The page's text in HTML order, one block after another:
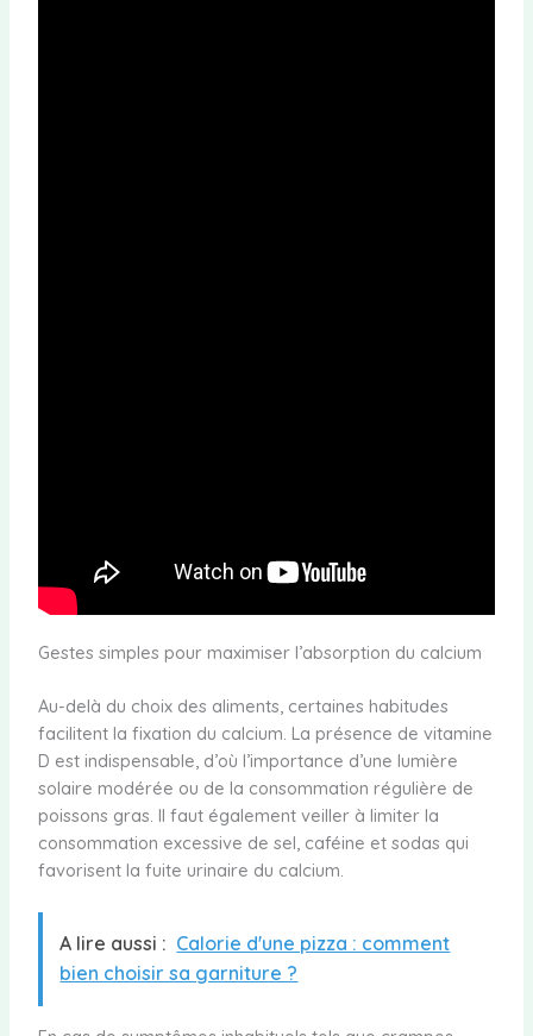
Gestes simples pour maximiser l’absorption du calcium
Au-delà du choix des aliments, certaines habitudes
facilitent la fixation du calcium. La présence de vitamine
D est indispensable, d’où l’importance d’une lumière
solaire modérée ou de la consommation régulière de
poissons gras. Il faut également veiller à limiter la
consommation excessive de sel, caféine et sodas qui
favorisent la fuite urinaire du calcium.
A lire aussi : Calorie d'une pizza : comment
bien choisir sa garniture ?